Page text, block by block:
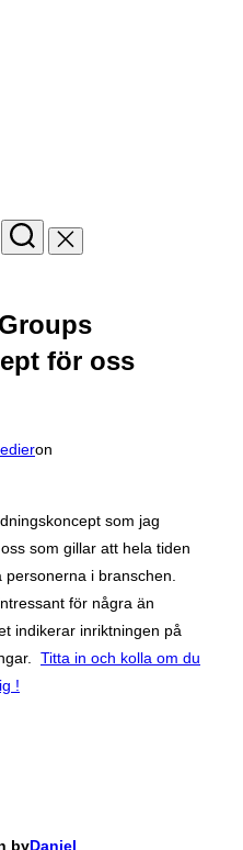
för oss
on
som jag
som gillar att hela tiden
i branschen.
för några än
indikerar inriktningen på
Titta in och kolla om du
!
byDaniel